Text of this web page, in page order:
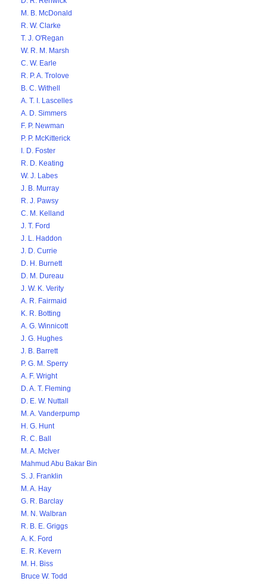
M. B. McDonald
R. W. Clarke
T. J. O'Regan
W. R. M. Marsh
C. W. Earle
R. P. A. Trolove
B. C. Withell
A. T. I. Lascelles
A. D. Simmers
F. P. Newman
P. P. McKitterick
I. D. Foster
R. D. Keating
W. J. Labes
J. B. Murray
R. J. Pawsy
C. M. Kelland
J. T. Ford
J. L. Haddon
J. D. Currie
D. H. Burnett
D. M. Dureau
J. W. K. Verity
A. R. Fairmaid
K. R. Botting
A. G. Winnicott
J. G. Hughes
J. B. Barrett
P. G. M. Sperry
A. F. Wright
D. A. T. Fleming
D. E. W. Nuttall
M. A. Vanderpump
H. G. Hunt
R. C. Ball
M. A. McIver
Mahmud Abu Bakar Bin
S. J. Franklin
M. A. Hay
G. R. Barclay
M. N. Walbran
R. B. E. Griggs
A. K. Ford
E. R. Kevern
M. H. Biss
Bruce W. Todd